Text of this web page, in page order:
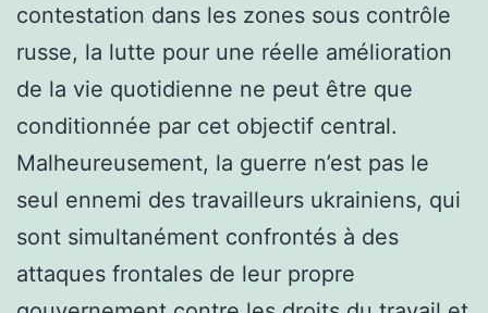
contestation dans les zones sous contrôle
russe, la lutte pour une réelle amélioration
de la vie quotidienne ne peut être que
conditionnée par cet objectif central.
Malheureusement, la guerre n’est pas le
seul ennemi des travailleurs ukrainiens, qui
sont simultanément confrontés à des
attaques frontales de leur propre